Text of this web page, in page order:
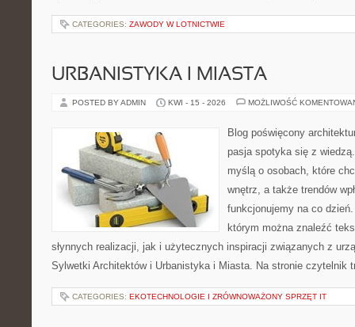
CATEGORIES: ZAWODY W LOTNICTWIE
URBANISTYKA I MIASTA
POSTED BY ADMIN KWI - 15 - 2026 MOŻLIWOŚĆ
Blog poświęcony
pasja spotyka się z
myślą o osobach, które
wnętrz, a także trendów
funkcjonujemy na co
którym można znaleźć
słynnych realizacji, jak i użytecznych inspiracji związanych z
Sylwetki Architektów i Urbanistyka i Miasta. Na stronie czytelnik
CATEGORIES: EKOTECHNOLOGIE I ZRÓWNOWAŻONY SPRZĘT IT